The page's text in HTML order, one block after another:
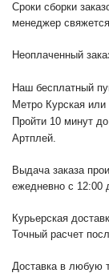
Сроки сборки
менеджер
Неоплаченный
Наш бесплатный
Метро Курская
Пройти 10 минут
Артплей.
Выдача заказа
ежедневно с 12:00
Курьерская
Точный расчет
Доставка в любую